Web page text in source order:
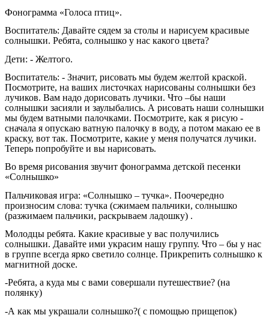
Фонограмма «Голоса птиц».
Воспитатель: Давайте сядем за столы и нарисуем красивые
солнышки. Ребята, солнышко у нас какого цвета?
Дети: - Желтого.
Воспитатель: - Значит, рисовать мы будем желтой краской.
Посмотрите, на ваших листочках нарисованы солнышки без
лучиков. Вам надо дорисовать лучики. Что –бы наши
солнышки засияли и заулыбались. А рисовать наши солнышки
мы будем ватными палочками. Посмотрите, как я рисую -
сначала я опускаю ватную палочку в воду, а потом макаю ее в
краску, вот так. Посмотрите, какие у меня получатся лучики.
Теперь попробуйте и вы нарисовать.
Во время рисования звучит фонограмма детской песенки
«Солнышко»
Пальчиковая игра: «Солнышко – тучка». Поочередно
произносим слова: тучка (сжимаем пальчики, солнышко
(разжимаем пальчики, раскрываем ладошку) .
Молодцы ребята. Какие красивые у вас получились
солнышки. Давайте ими украсим нашу группу. Что – бы у нас
в группе всегда ярко светило солнце. Прикрепить солнышко к
магнитной доске.
-Ребята, а куда мы с вами совершали путешествие? (на
полянку)
-А как мы украшали солнышко?( с помощью прищепок)